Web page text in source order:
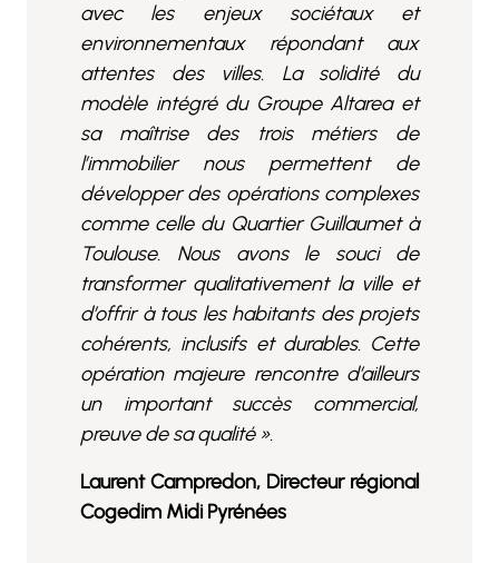
avec les enjeux sociétaux et
environnementaux répondant aux
attentes des villes. La solidité du
modèle intégré du Groupe Altarea et
sa maîtrise des trois métiers de
l’immobilier nous permettent de
développer des opérations complexes
comme celle du Quartier Guillaumet à
Toulouse. Nous avons le souci de
transformer qualitativement la ville et
d’offrir à tous les habitants des projets
cohérents, inclusifs et durables. Cette
opération majeure rencontre d’ailleurs
un important succès commercial,
preuve de sa qualité ».
Laurent Campredon, Directeur régional
Cogedim Midi Pyrénées